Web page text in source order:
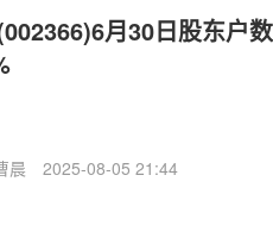
月30日股东户
晨 2025-08-05 21:44